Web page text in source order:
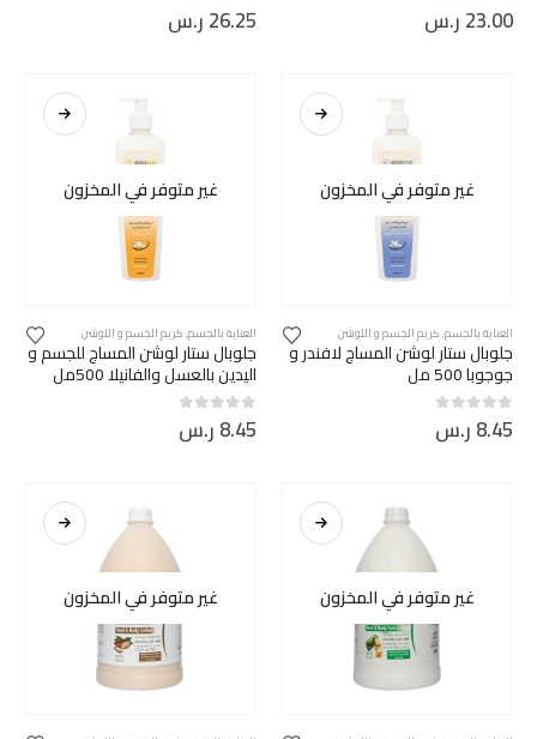
0
out of 5
23.00ر.س 0
out of 5
26.25ر.س
غير متوفر في المخزون
العناية بالجسم,كريم الجسم و اللوشن
جلوبال ستار لوشن المساج لافندر و
جوجوبا 500 مل
0
out of 5
8.45ر.س
غير متوفر في المخزون
العناية بالجسم,كريم الجسم و اللوشن
جلوبال ستار لوشن المساج للجسم و
اليدين بالعسل والفانيلا 500مل
0
out of 5
8.45ر.س
غير متوفر في المخزون غير متوفر في المخزون